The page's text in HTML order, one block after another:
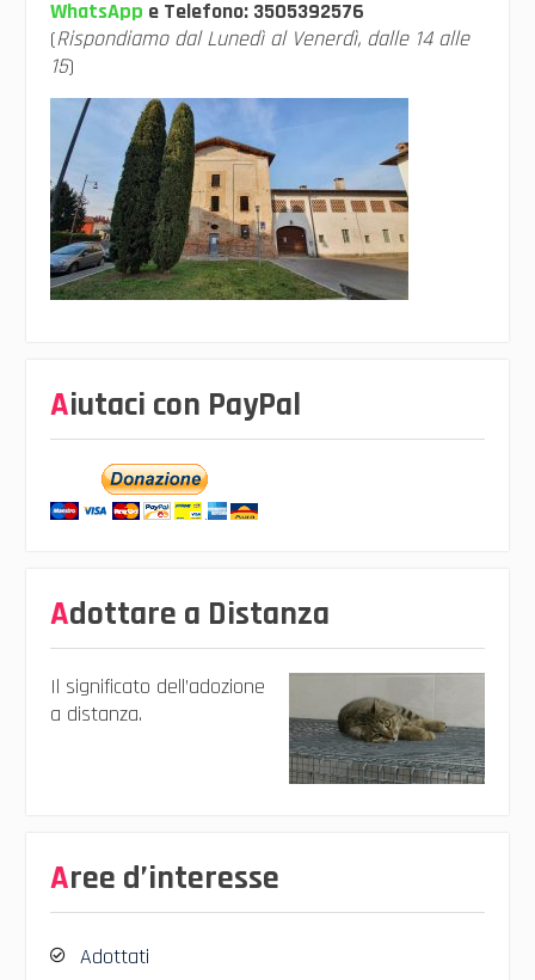
WhatsApp e Telefono: 3505392576
(Rispondiamo dal Lunedì al Venerdì, dalle 14 alle
15)
Aiutaci con PayPal
Adottare a Distanza
Il significato dell’adozione
a distanza.
Aree d’interesse
Adottati